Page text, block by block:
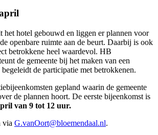
het hotel gebouwd en liggen er plannen voor
openbare ruimte aan de beurt. Daarbij is ook
betrokkene heel waardevol. HB
de gemeente bij het maken van een
de participatie met betrokkenen.
gepland waarin de gemeente
de plannen hoort. De eerste bijeenkomst is
van 9 tot 12 uur.
via G.vanOort@bloemendaal.nl.